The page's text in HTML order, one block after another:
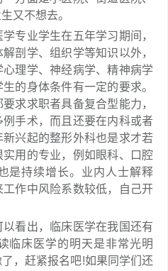
又不想去。
业学生在五年学习期间，
剖学、组织学等知识以外，
理学、神经病学、精神病学
的身体条件有一定的要求。
求求职者具备复合型能力，
手术，而且还要在内科或者
兴起的整形外科也是求才若
用的专业，例如眼科、口腔
是持续增长。业内人士解释
作中风险系数较低，自己开
看出，临床医学在我国还有
临床医学的明天是非常光明
，赶紧报名吧!如果同学们还